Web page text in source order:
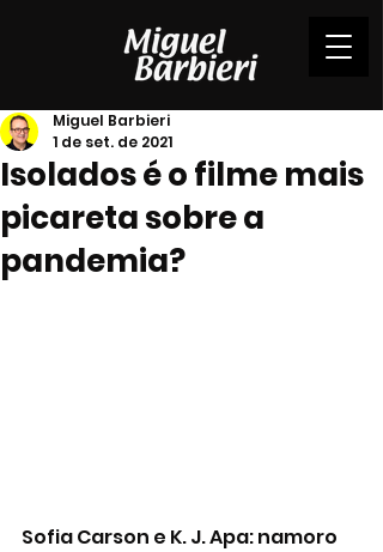
Isolados é o filme mais
picareta sobre a
pandemia?
Miguel Barbieri
1 de set. de 2021
Sofia Carson e K. J. Apa: namoro